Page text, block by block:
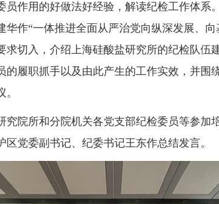
员作用的好做法好经验，解读纪检工作体系
华作“一体推进全面从严治党向纵深发展、
求切入，介绍上海硅酸盐研究所的纪检队伍
的履职抓手以及由此产生的工作实效，并围
院所和分院机关各党支部纪检委员等参加
区党委副书记、纪委书记王东作总结发言。